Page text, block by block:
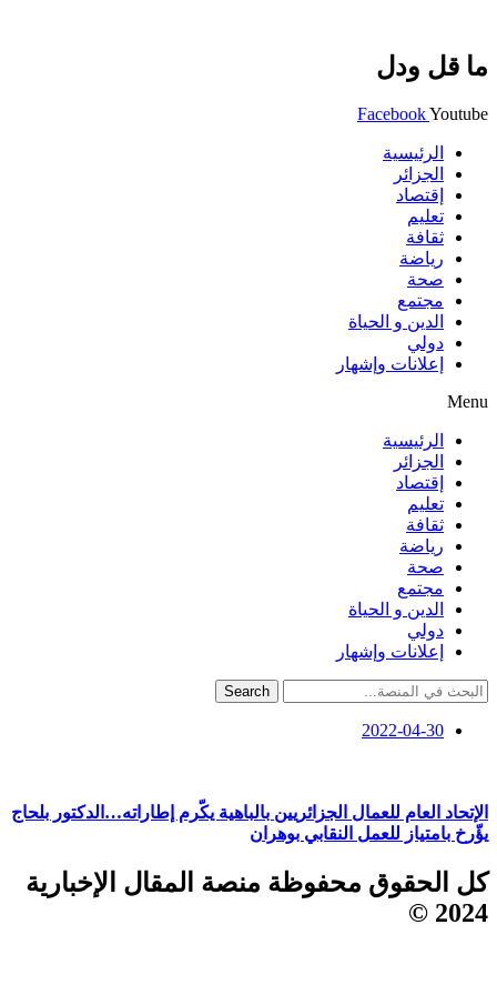
ما قل ودل
FacebookYoutube
الرئيسية
الجزائر
إقتصاد
تعليم
ثقافة
رياضة
صحة
مجتمع
الدين و الحياة
دولي
إعلانات وإشهار
Menu
الرئيسية
الجزائر
إقتصاد
تعليم
ثقافة
رياضة
صحة
مجتمع
الدين و الحياة
دولي
إعلانات وإشهار
Search
2022-04-30
الإتحاد العام للعمال الجزائريين بالباهية يكّرم إطاراته…الدكتور بلحاج
يؤّرخ بامتياز للعمل النقابي بوهران
كل الحقوق محفوظة منصة المقال الإخبارية
2024 ©